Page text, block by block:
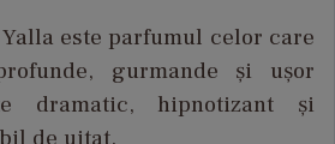
Yalla este parfumul celor care
, gurmande și
ușor
dramatic, hipnotizant
și
de uitat.